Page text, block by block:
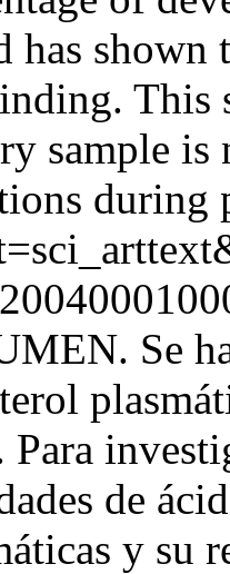
has shown
This
sample is
during
Se
Para
de
y su